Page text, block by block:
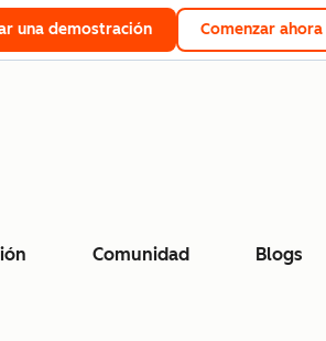
una demostración Comenzar ahora
Comunidad Blogs